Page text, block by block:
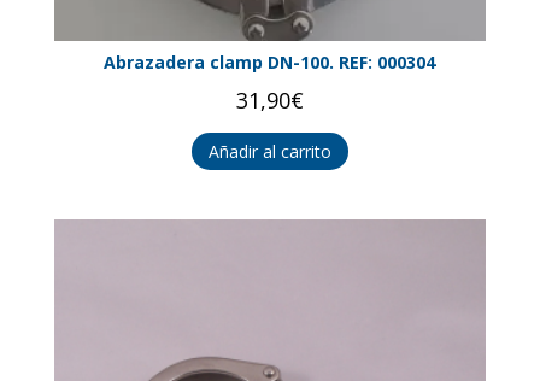
Abrazadera clamp DN-100. REF: 000304
31,90€
Añadir al carrito